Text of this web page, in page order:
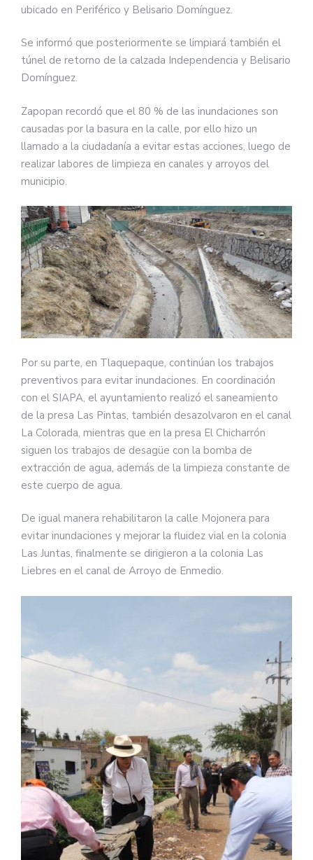
ubicado en Periférico y Belisario Domínguez.
Se informó que posteriormente se limpiará también el
túnel de retorno de la calzada Independencia y Belisario
Domínguez.
Zapopan recordó que el 80 % de las inundaciones son
causadas por la basura en la calle, por ello hizo un
llamado a la ciudadanía a evitar estas acciones, luego de
realizar labores de limpieza en canales y arroyos del
municipio.
Por su parte, en Tlaquepaque, continúan los trabajos
preventivos para evitar inundaciones. En coordinación
con el SIAPA, el ayuntamiento realizó el saneamiento
de la presa Las Pintas, también desazolvaron en el canal
La Colorada, mientras que en la presa El Chicharrón
siguen los trabajos de desagüe con la bomba de
extracción de agua, además de la limpieza constante de
este cuerpo de agua.
De igual manera rehabilitaron la calle Mojonera para
evitar inundaciones y mejorar la fluidez vial en la colonia
Las Juntas, finalmente se dirigieron a la colonia Las
Liebres en el canal de Arroyo de Enmedio.